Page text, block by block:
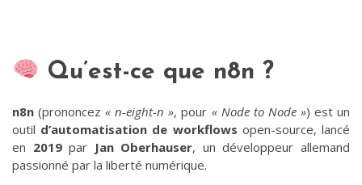
Qu’est-ce que n8n ?
n8n (prononcez« n-eight-n », pour « Node to Node ») est un
outil d’automatisation de workflows open-source, lancé
en 2019par Jan Oberhauser, un développeur allemand
passionné par la liberté numérique.